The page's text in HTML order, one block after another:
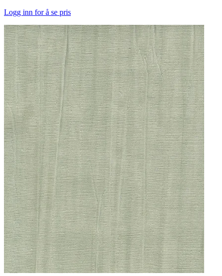
Logg inn for å se pris